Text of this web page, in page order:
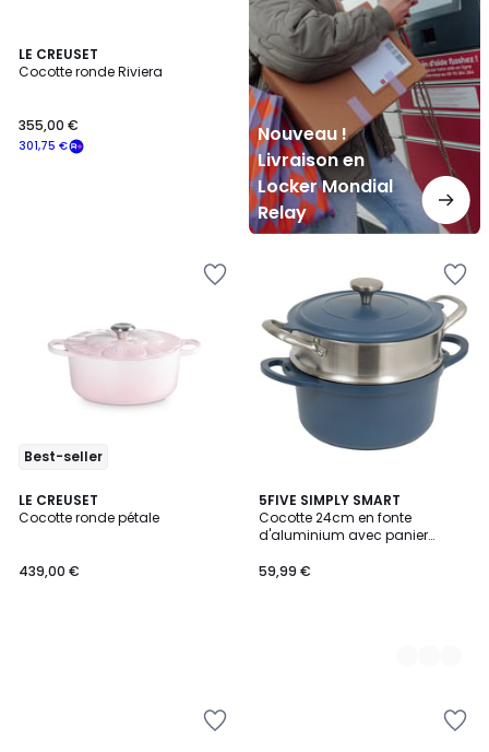
LE CREUSET
Cocotte ronde Riviera
301,75 €
355,00 €
Nouveau !
Livraison en
Locker Mondial
Relay
Best-seller
LE CREUSET
Cocotte ronde pétale
439,00 €
5FIVE SIMPLY SMART
Cocotte 24cm en fonte
d'aluminium avec panier
59,99 €
3
Couleurs